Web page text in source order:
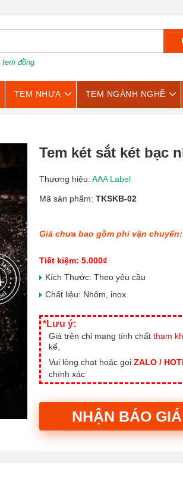
tem đồng
TEM NHỰA TEM NGÀNH NGHỀ
Tem két sắt két bạc
Thương hiệu: AAA Label
Mã sản phẩm: TKSKB-02
Giá chưa bao gồm phí vận chuyển:
Tiết kiệm: 5.000₫
Kích Thước: Theo yêu cầu
Chất liệu: Nhôm, inox
*Lưu ý:
Giá trên chỉ mang tính chất tham
kế.
Vui lòng chat hoặc gọi ZALO /
chính xác
NHẬN BÁO GIÁ